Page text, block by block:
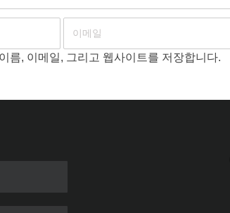
름, 이메일, 그리고 웹사이트를 저장합니다.